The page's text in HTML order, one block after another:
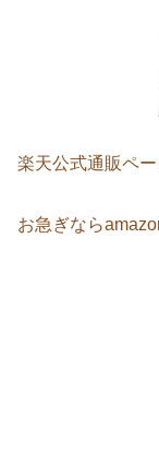
楽天公式通販ペ
お急ぎなら